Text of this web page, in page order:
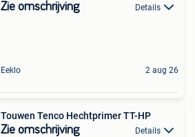
Zie omschrijving Details
Eeklo 2 aug 26
Touwen Tenco Hechtprimer TT-HP
Zie omschrijving Details